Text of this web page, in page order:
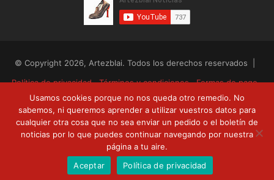
© Copyright 2026, Artezblai. Todos los derechos reservados |
Política de privacidad
Términos y condiciones
Formas de pago
Envíos y devoluciones
RSS Facebook
TwitterYouTube
Usamos cookies porque no nos queda otro remedio. No
sabemos, ni queremos aprender a utilizar vuestros datos para
cualquier otra cosa que no sea enviar un pedido o el boletín de
noticias por lo que puedes continuar navegando por nuestra
página a tu aire.
Aceptar
Política de privacidad